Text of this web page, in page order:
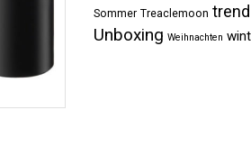
Sommer Treaclemoon
Unboxing Weihnachten